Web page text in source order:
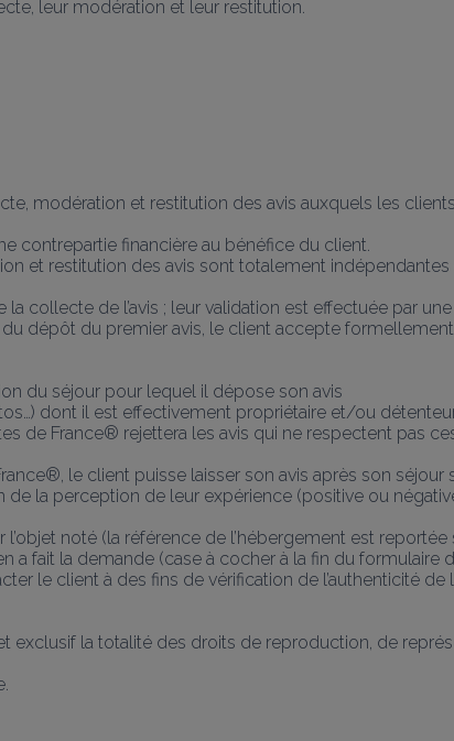
leur modération et leur restitution.
modération et restitution des avis auxquels les
contrepartie financière au bénéfice du client.
et restitution des avis sont totalement
collecte de l’avis ; leur validation est effectuée par
dépôt du premier avis, le client accepte
du séjour pour lequel il dépose son avis
dont il est effectivement propriétaire et/ou
de France® rejettera les avis qui ne respectent pas
le client puisse laisser son avis après son séjour
de la perception de leur expérience (positive ou
l’objet noté (la référence de l’hébergement est
a fait la demande (case à cocher à la fin du formulaire
le client à des fins de vérification de l’authenticité de
exclusif la totalité des droits de reproduction, de